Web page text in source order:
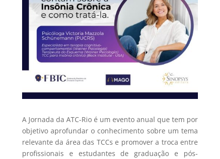
A Jornada da ATC-Rio é um evento anual que tem por
objetivo aprofundar o conhecimento sobre um tema
relevante da área das TCCs e promover a troca entre
profissionais e estudantes de graduação e pós-